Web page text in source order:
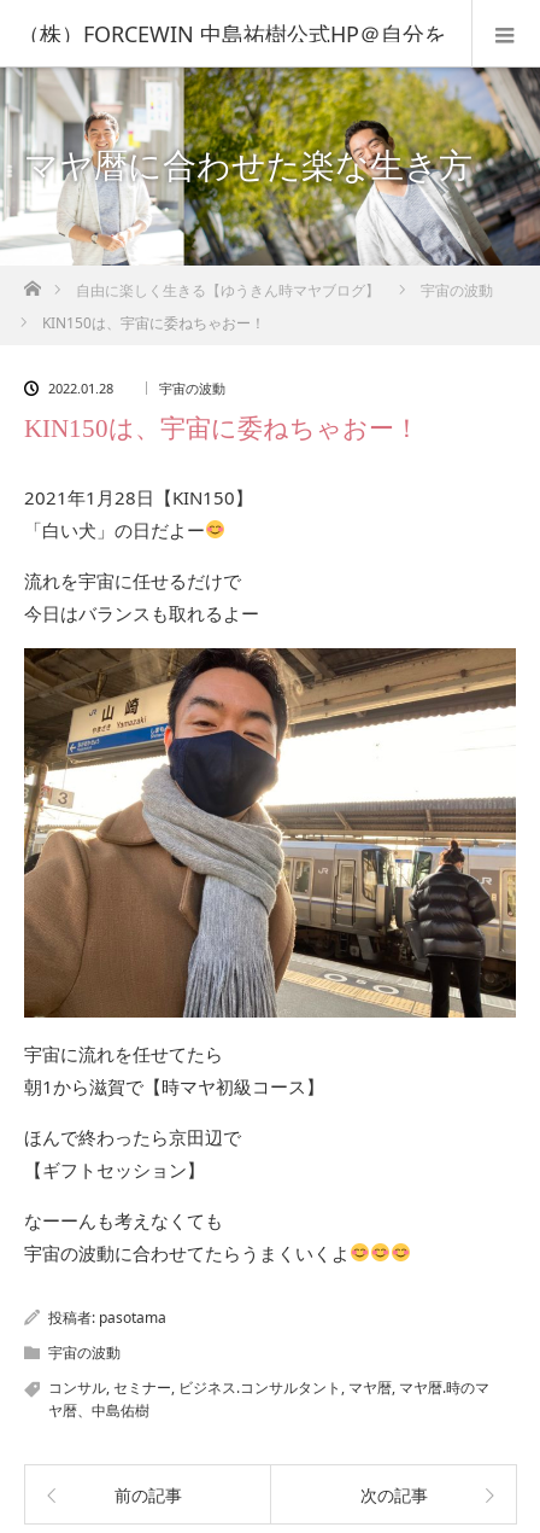
（株）FORCEWIN 中島祐樹公式HP＠自分を
知って人生を変える！
マヤ暦に合わせた楽な生き方
ホーム自由に楽しく生きる【ゆうきん時マヤブログ】
宇宙の波動
KIN150は、宇宙に委ねちゃおー！
2022.01.28 宇宙の波動
KIN150は、宇宙に委ねちゃおー！
2021年1月28日【KIN150】
「白い犬」の日だよー
流れを宇宙に任せるだけで
今日はバランスも取れるよー
宇宙に流れを任せてたら
朝1から滋賀で【時マヤ初級コース】
ほんで終わったら京田辺で
【ギフトセッション】
なーーんも考えなくても
宇宙の波動に合わせてたらうまくいくよ
投稿者: pasotama
宇宙の波動
コンサル,セミナー, ビジネス.コンサルタント , マヤ暦, マヤ暦.時のマ
ヤ暦、中島佑樹
前の記事 次の記事